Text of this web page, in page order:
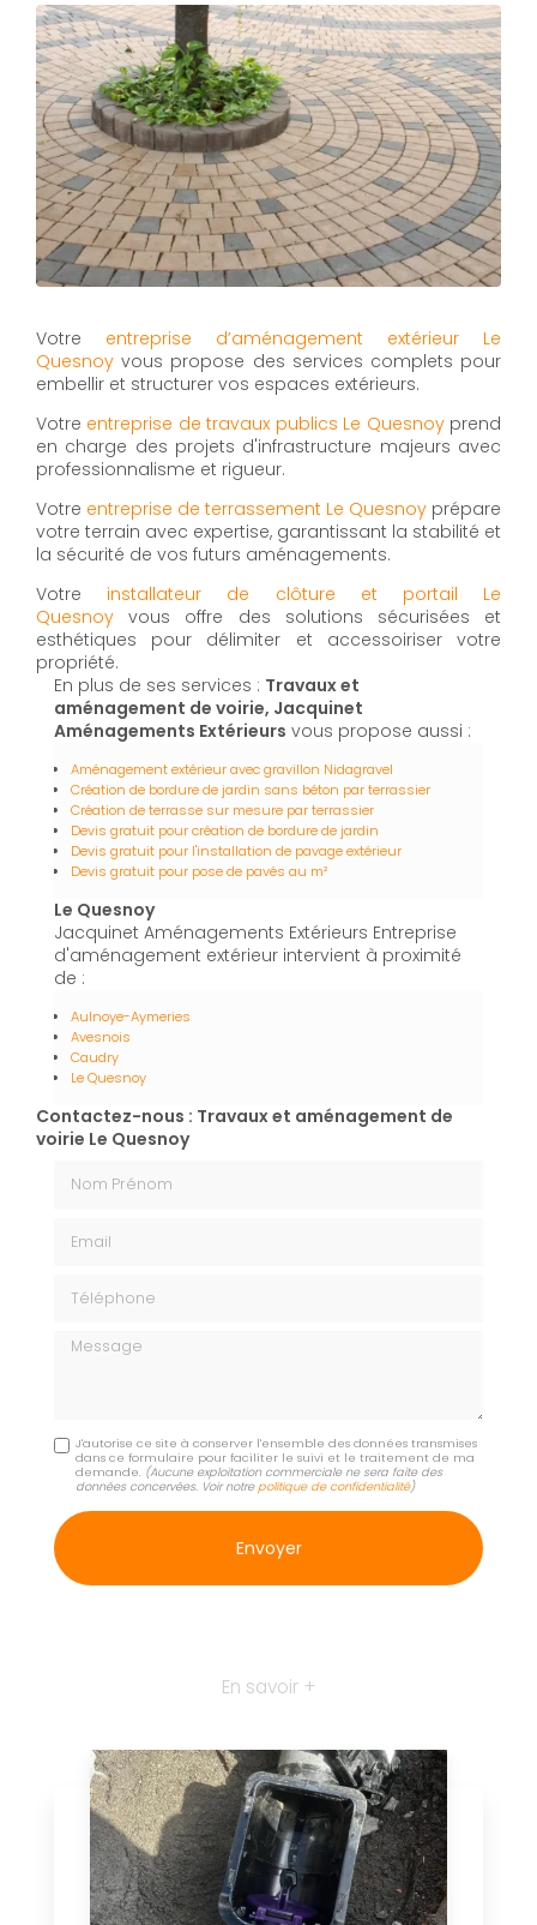
Votre entreprise d’aménagement extérieur Le
Quesnoy vous propose des services complets pour
embellir et structurer vos espaces extérieurs.
Votre entreprise de travaux publics Le Quesnoyprend
en charge des projets d'infrastructure majeurs avec
professionnalisme et rigueur.
Votre entreprise de terrassement Le Quesnoy prépare
votre terrain avec expertise, garantissant la stabilité et
la sécurité de vos futurs aménagements.
Votre installateur de clôture et portail Le
Quesnoy vous offre des solutions sécurisées et
esthétiques pour délimiter et accessoiriser votre
propriété.
En plus de ses services : Travaux et
aménagement de voirie, Jacquinet
Aménagements Extérieurs vous propose aussi :
Aménagement extérieur avec gravillon Nidagravel
Création de bordure de jardin sans béton par terrassier
Création de terrasse sur mesure par terrassier
Devis gratuit pour création de bordure de jardin
Devis gratuit pour l'installation de pavage extérieur
Devis gratuit pour pose de pavés au m²
Le Quesnoy
Jacquinet Aménagements Extérieurs Entreprise
d'aménagement extérieur intervient à proximité
de :
Aulnoye-Aymeries
Avesnois
Caudry
Le Quesnoy
Contactez-nous : Travaux et aménagement de
voirie Le Quesnoy
Message
J'autorise ce site à conserver l'ensemble des données transmises
dans ce formulaire pour faciliter le suivi et le traitement de ma
demande. (Aucune exploitation commerciale ne sera faite des
données concervées. Voir notrepolitique de confidentialité)
En savoir +